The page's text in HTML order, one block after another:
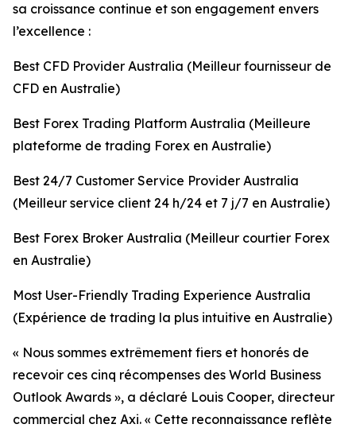
sa croissance continue et son engagement envers
l’excellence :
Best CFD Provider Australia (Meilleur fournisseur de
CFD en Australie)
Best Forex Trading Platform Australia (Meilleure
plateforme de trading Forex en Australie)
Best 24/7 Customer Service Provider Australia
(Meilleur service client 24 h/24 et 7 j/7 en Australie)
Best Forex Broker Australia (Meilleur courtier Forex
en Australie)
Most User-Friendly Trading Experience Australia
(Expérience de trading la plus intuitive en Australie)
« Nous sommes extrêmement fiers et honorés de
recevoir ces cinq récompenses des World Business
Outlook Awards », a déclaré Louis Cooper, directeur
commercial chez Axi. « Cette reconnaissance reflète